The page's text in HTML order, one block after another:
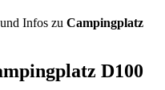
Infos zu Campingplatz
D100